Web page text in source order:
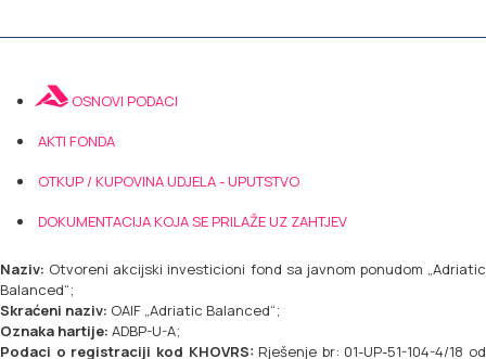
OSNOVI PODACI
AKTI FONDA
OTKUP / KUPOVINA UDJELA - UPUTSTVO
DOKUMENTACIJA KOJA SE PRILAŽE UZ ZAHTJEV
Naziv: Otvoreni akcijski investicioni fond sa javnom ponudom „Adriatic
Balanced“;
Skraćeni naziv: OAIF „Adriatic Balanced“;
Oznaka hartije: ADBP-U-A;
Podaci o registraciji kod KHOVRS: Rješenje br: 01-UP-51-104-4/18 od